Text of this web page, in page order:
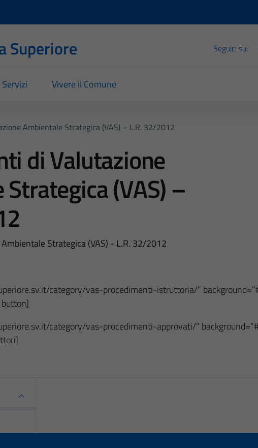
Superiore Seguici su:
Servizi Vivere il Comune
Ambientale Strategica (VAS) – L.R. 32/2012
di Valutazione
(VAS) –
Strategica (VAS) - L.R. 32/2012
category/vas-procedimenti-istruttoria/”
category/vas-procedimenti-approvati/”